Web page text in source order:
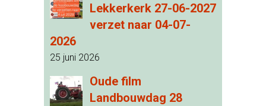
Lekkerkerk 27-06-2027
verzet naar 04-07-
2026
25 juni 2026
Oude film
Landbouwdag 28